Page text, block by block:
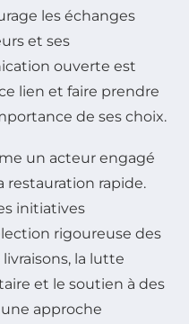
les échanges
et ses
ouverte est
lien et faire prendre
de ses choix.
un acteur engagé
restauration rapide.
initiatives
rigoureuse des
la lutte
et le soutien à des
une approche